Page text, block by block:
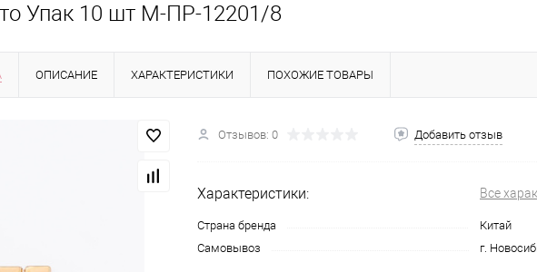
Упак 10 шт М-ПР-12201/8
ОПИСАНИЕ ХАРАКТЕРИСТИКИ ПОХОЖИЕ ТОВАРЫ
Отзывов: 0 Добавить отзыв
Характеристики: Все
Страна бренда
Китай
Самовывоз
г.